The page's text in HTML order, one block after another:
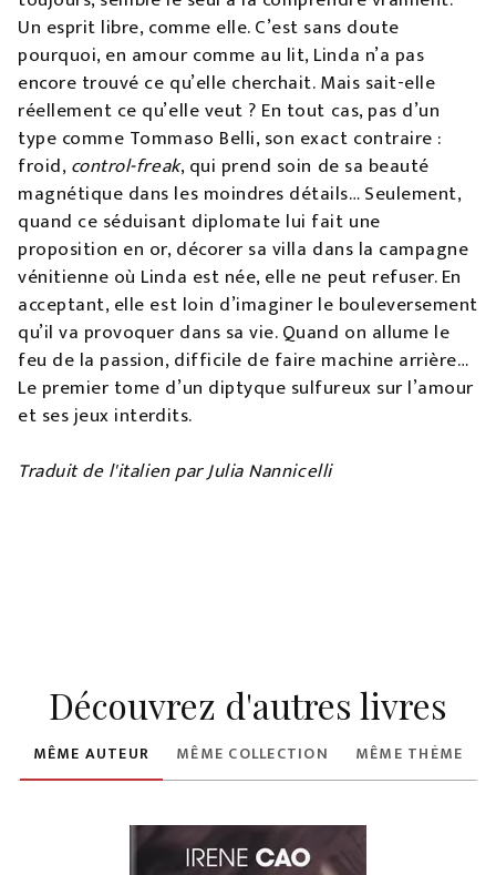
Un esprit libre, comme elle. C’est sans doute
pourquoi, en amour comme au lit, Linda n’a pas
encore trouvé ce qu’elle cherchait. Mais sait-elle
réellement ce qu’elle veut ? En tout cas, pas d’un
type comme Tommaso Belli, son exact contraire :
froid,control-freak, qui prend soin de sa beauté
magnétique dans les moindres détails… Seulement,
quand ce séduisant diplomate lui fait une
proposition en or, décorer sa villa dans la campagne
vénitienne où Linda est née, elle ne peut refuser. En
acceptant, elle est loin d’imaginer le bouleversement
qu’il va provoquer dans sa vie. Quand on allume le
feu de la passion, difficile de faire machine arrière…
Le premier tome d’un diptyque sulfureux sur l’amour
et ses jeux interdits.
Traduit de l'italien par Julia Nannicelli
Découvrez d'autres livres
MÊME AUTEUR MÊME COLLECTION MÊME THÈME